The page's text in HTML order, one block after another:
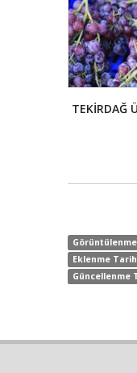
TEKİRDAĞ
Görüntülenme
Eklenme
Güncellenme